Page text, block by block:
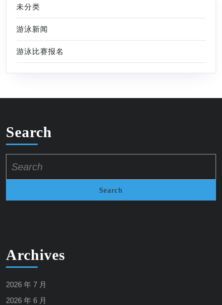
未分类
游泳新闻
游泳比赛报名
Search
for:
Archives
2026 年 7 月
2026 年 6 月